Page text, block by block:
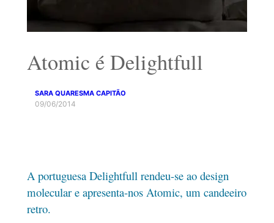
Atomic é Delightfull
SARA QUARESMA CAPITÃO
09/06/2014
A portuguesa Delightfull rendeu-se ao design
molecular e apresenta-nos Atomic, um candeeiro
retro.